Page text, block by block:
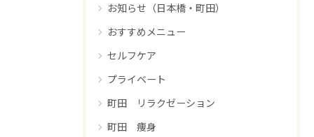
お知らせ（日本橋・町田）
おすすめメニュー
セルフケア
プライベート
町田 リラクゼーション
町田 痩身